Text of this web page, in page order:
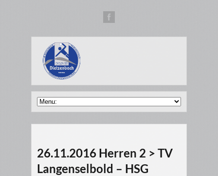
26.11.2016 Herren 2 > TV
Langenselbold – HSG